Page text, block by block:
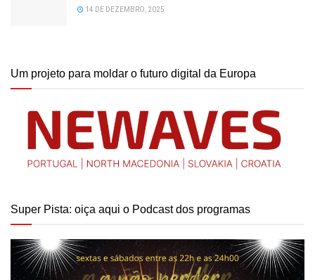
14 DE DEZEMBRO, 2025
Um projeto para moldar o futuro digital da Europa
Super Pista: oiça aqui o Podcast dos programas